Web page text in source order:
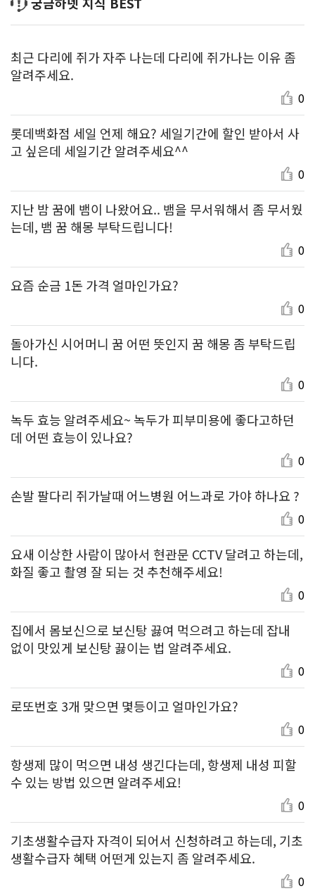
최근 다리에 쥐가 자주 나는데 다리에 쥐가나는 이유 좀
알려주세요.
0
롯데백화점 세일 언제 해요? 세일기간에 할인 받아서 사
고 싶은데 세일기간 알려주세요^^
0
지난 밤 꿈에 뱀이 나왔어요.. 뱀을 무서워해서 좀 무서웠
는데, 뱀 꿈 해몽 부탁드립니다!
0
요즘 순금 1돈 가격 얼마인가요?
0
돌아가신 시어머니 꿈 어떤 뜻인지 꿈 해몽 좀 부탁드립
니다.
0
녹두 효능 알려주세요~ 녹두가 피부미용에 좋다고하던
데 어떤 효능이 있나요?
0
손발 팔다리 쥐가날때 어느병원 어느과로 가야 하나요 ?
0
요새 이상한 사람이 많아서 현관문 CCTV 달려고 하는데,
화질 좋고 촬영 잘 되는 것 추천해주세요!
0
집에서 몸보신으로 보신탕 끓여 먹으려고 하는데 잡내
없이 맛있게 보신탕 끓이는 법 알려주세요.
0
로또번호 3개 맞으면 몇등이고 얼마인가요?
0
항생제 많이 먹으면 내성 생긴다는데, 항생제 내성 피할
수 있는 방법 있으면 알려주세요!
0
기초생활수급자 자격이 되어서 신청하려고 하는데, 기초
생활수급자 혜택 어떤게 있는지 좀 알려주세요.
0